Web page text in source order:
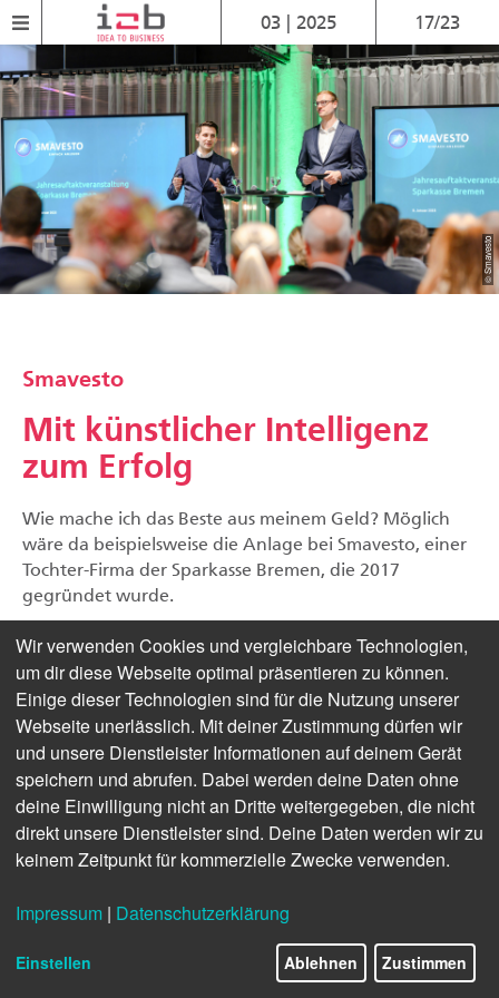
03 | 2025 17/23
© Smavesto
Smavesto
Mit künstlicher Intelligenz
zum Erfolg
Wie mache ich das Beste aus meinem Geld? Möglich
wäre da beispielsweise die Anlage bei Smavesto, einer
Tochter-Firma der Sparkasse Bremen, die 2017
gegründet wurde.
Das Geheimnis, um individuell die Gelder der Kunden
zu verwalten: Künstliche Intelligenz für noch
intelligentere Ergebnisse – egal ob man monatlich eine
bestimmte Summe einzahlen oder einmalig einen
höheren Betrag anlegen möchte. „Über einen mittel-
bis langfristigen Zeitraum von drei bis fünf Jahren soll
eine Rendite erreicht werden, die der des
Durchschnitts des Kapitalmarktes entspricht. Durch ein
intelligentes Risikomanagement der KI soll hierbei die
Volatilität allerdings geringer sein als im Gesamtmarkt,
Patrick Paech.
Wir verwenden Cookies und vergleichbare Technologien,
um dir diese Webseite optimal präsentieren zu können.
Einige dieser Technologien sind für die Nutzung unserer
Webseite unerlässlich. Mit deiner Zustimmung dürfen wir
und unsere Dienstleister Informationen auf deinem Gerät
speichern und abrufen. Dabei werden deine Daten ohne
deine Einwilligung nicht an Dritte weitergegeben, die nicht
direkt unsere Dienstleister sind. Deine Daten werden wir zu
keinem Zeitpunkt für kommerzielle Zwecke verwenden.
Impressum | Datenschutzerklärung
Einstellen Ablehnen Zustimmen